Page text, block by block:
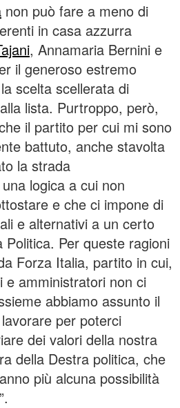
non può fare a meno di
in casa azzurra
, Annamaria Bernini e
il generoso estremo
scelta scellerata di
lista. Purtroppo, però,
il partito per cui mi sono
battuto, anche stavolta
la strada
logica a cui non
e che ci impone di
e alternativi a un certo
Politica. Per queste ragioni
Forza Italia, partito in cui,
e amministratori non ci
abbiamo assunto il
per poterci
dei valori della nostra
della Destra politica, che
più alcuna possibilità